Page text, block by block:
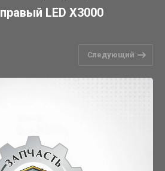
LED X3000
Следующий